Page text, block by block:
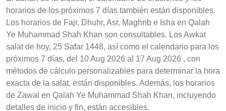
horarios de los próximos 7 días también están disponibles.
Los horarios de Fajr, Dhuhr, Asr, Maghrib e Isha en Qalah
Ye Muhammad Shah Khan son consultables. Los Awkat
salat de hoy, 25 Safar 1448, así como el calendario para los
próximos 7 días, del 10 Aug 2026 al 17 Aug 2026 , con
métodos de cálculo personalizables para determinar la hora
exacta de la salat, están disponibles. Además, los horarios
de Zawal en Qalah Ye Muhammad Shah Khan, incluyendo
detalles de inicio y fin, están accesibles.